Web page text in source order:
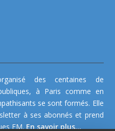
des centaines de
à Paris comme en
se sont formés. Elle
à ses abonnés et prend
FM.En savoir plus...